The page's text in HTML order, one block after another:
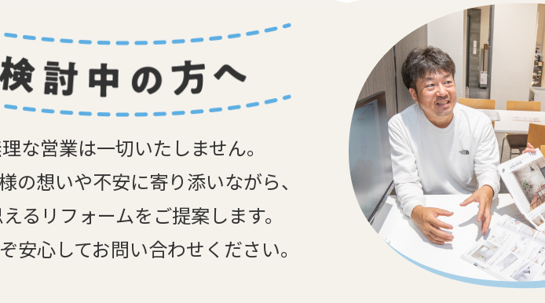
な営業は一切いたしません。
の想いや不安に寄り添いながら、
るリフォームをご提案します。
安心してお問い合わせください。